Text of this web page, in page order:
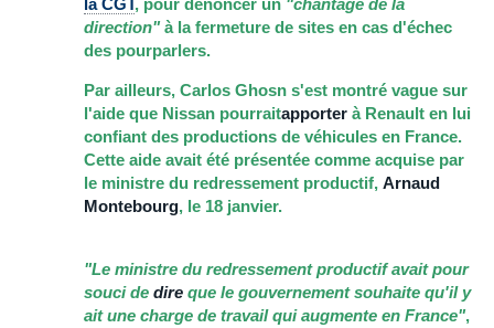
la CGT , pour dénoncer un "chantage de la
direction"à la fermeture de sites en cas d'échec
des pourparlers.
Par ailleurs, Carlos Ghosn s'est montré vague sur
l'aide que Nissan pourraitapporter à Renault en lui
confiant des productions de véhicules en France.
Cette aide avait été présentée comme acquise par
le ministre du redressement productif, Arnaud
Montebourg, le 18 janvier.
"Le ministre du redressement productif avait pour
souci de dire que le gouvernement souhaite qu'il y
ait une charge de travail qui augmente en France",